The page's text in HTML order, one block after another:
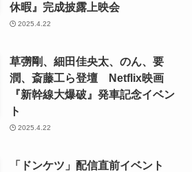
休暇』完成披露上映会
2025.4.22
草彅剛、細田佳央太、のん、要
潤、斎藤工ら登壇 Netflix映画
『新幹線大爆破』発車記念イベン
ト
2025.4.22
「ドンケツ」配信直前イベント